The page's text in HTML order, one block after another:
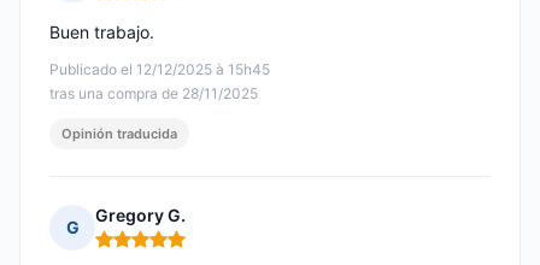
Publicado el 12/12/2025 à 15h45
tras una compra de 28/11/2025
Buen trabajo.
Opinión traducida
G
Gregory G.
Nota: 5 de 5